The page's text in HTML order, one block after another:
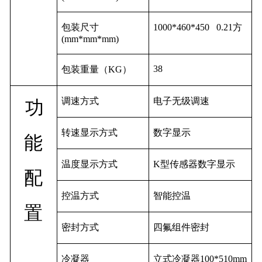
包装尺寸
(mm*mm*mm)
1000*460*450 0.21方
包装重量（KG） 38
功
能
配
置
调速方式 电子无级调速
转速显示方式 数字显示
温度显示方式 K型传感器数字显示
控温方式 智能控温
密封方式 四氟组件密封
冷凝器 立式冷凝器100*510mm